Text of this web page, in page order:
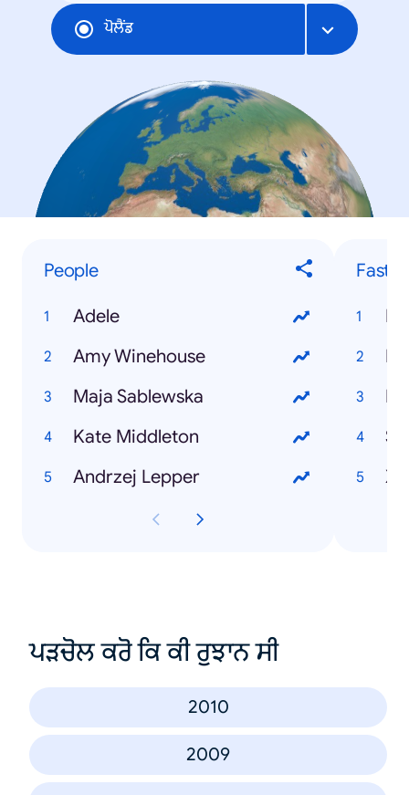
ਪੋਲੈਂਡ
People
Adele
Amy Winehouse
Maja Sablewska
Kate Middleton
Andrzej Lepper
X
ਪੜਚੋਲ ਕਰੋ ਕਿ ਕੀ ਰੁਝਾਨ ਸੀ
2010
2009